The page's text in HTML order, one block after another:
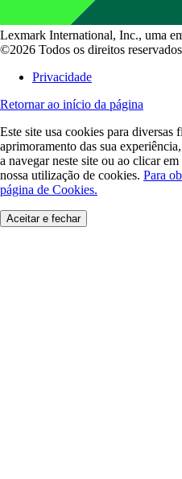
Lexmark International, Inc., uma
©2026 Todos os direitos
Privacidade
Retornar ao início da página
Este site usa cookies para
aprimoramento das sua
a navegar neste site ou ao clicar
nossa utilização de cookies. Para
página de Cookies.
Aceitar e fechar